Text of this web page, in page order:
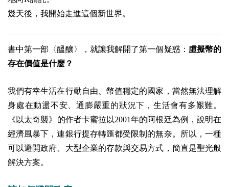
幾天後，我開始走進這個新世界。
書中第一部〈醞釀〉，就讓我解開了第一個疑惑： 虛擬幣的
存在價值是什麼？
我們有幸生活在行動自由、幣值穩定的國家，當然無法理解
身處在動盪不安、通膨嚴重的狀況下，生活會有多艱難。
《以太奇襲》的作者卡蜜拉以2001年的阿根廷為例，說明在
經濟風暴下，連銀行提存轉匯都受限制的無奈。所以，一種
可以避開政府、大型企業的存款與交易方式，簡直是聖光般
解決方案。